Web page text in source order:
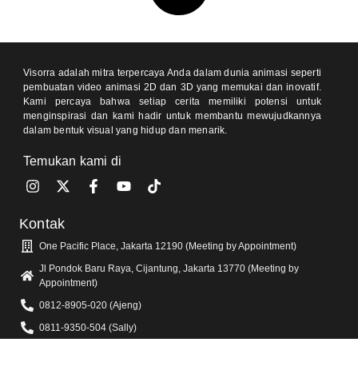
Visorra adalah mitra terpercaya Anda dalam dunia animasi seperti
pembuatan video animasi 2D dan 3D yang memukai dan inovatif.
Kami percaya bahwa setiap cerita memiliki potensi untuk
menginspirasi dan kami hadir untuk membantu mewujudkannya
dalam bentuk visual yang hidup dan menarik.
Temukan kami di
Kontak
One Pacific Place, Jakarta 12190 (Meeting by Appointment)
Jl Pondok Baru Raya, Cijantung, Jakarta 13770 (Meeting by
Appointment)
0812-8905-020 (Ajeng)
0811-9350-504 (Sally)